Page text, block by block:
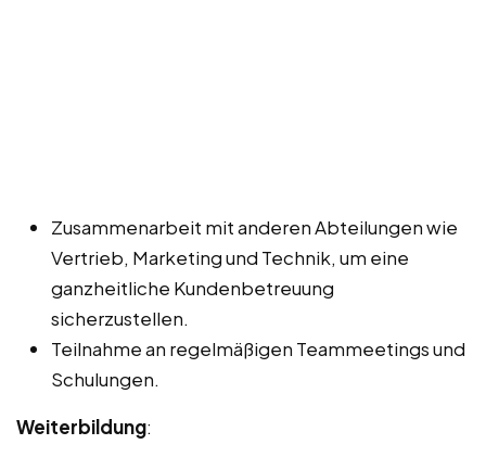
Zusammenarbeit mit anderen Abteilungen wie
Vertrieb, Marketing und Technik, um eine
ganzheitliche Kundenbetreuung
sicherzustellen.
Teilnahme an regelmäßigen Teammeetings und
Schulungen.
Weiterbildung: